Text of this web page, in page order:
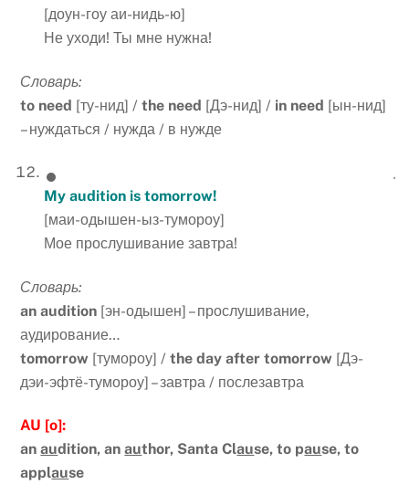
[доун-гоу аи-нидь-ю]
Не уходи! Ты мне нужна!
Словарь:
to need [ту-нид] /the need [Дэ-нид] / in need [ын-нид]
– нуждаться / нужда / в нужде
My audition is tomorrow!
[маи-одышен-ыз-тумороу]
Мое прослушивание завтра!
Словарь:
an audition [эн-одышен] – прослушивание,
аудирование…
tomorrow [тумороу] /the day after tomorrow [Дэ-
дэи-эфтё-тумороу] – завтра / послезавтра
AU [o]:
anaudition, anauthor, Santa Clause, to pause, to
applause